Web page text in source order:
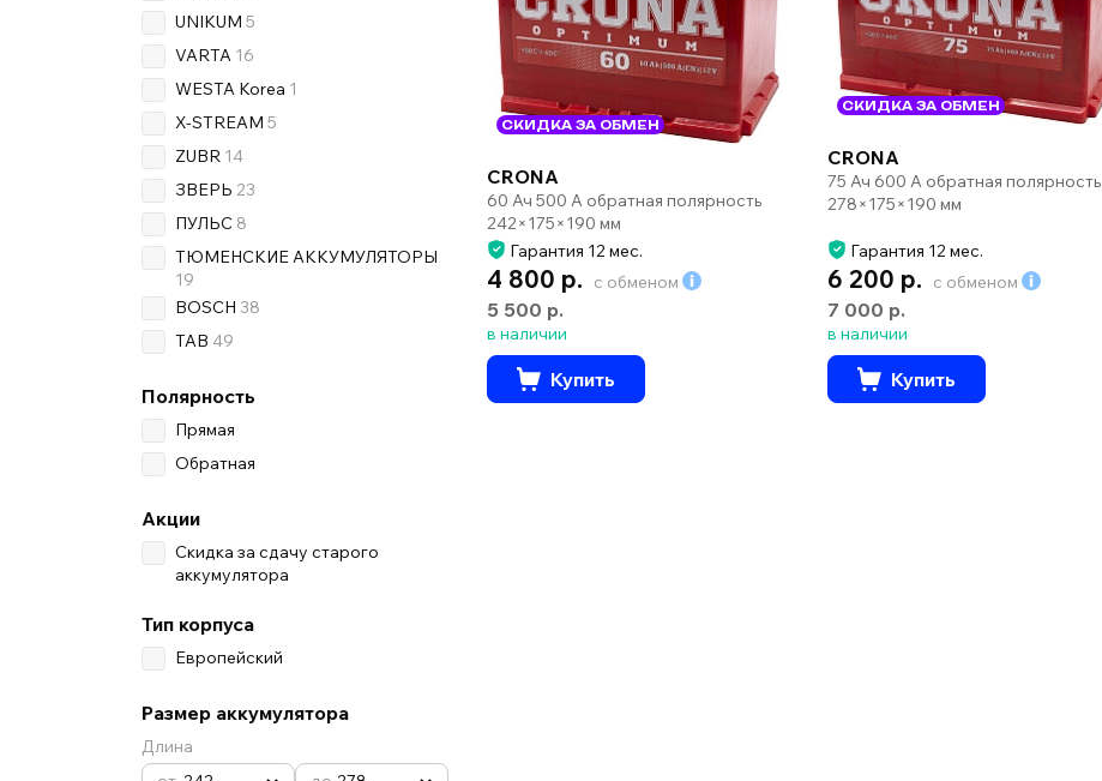
UNIKUM 5
VARTA 16
WESTA Korea 1
X-STREAM 5
ZUBR 14
ЗВЕРЬ 23
ПУЛЬС 8
ТЮМЕНСКИЕ АККУМУЛЯТОРЫ
19
BOSCH 38
TAB 49
Полярность
Прямая
Обратная
Акции
Скидка за сдачу старого
аккумулятора
Тип корпуса
Европейский
Размер аккумулятора
Длина
СКИДКА ЗА ОБМЕН
CRONA
60 Ач 500 А обратная полярность
242×175×190 мм
Гарантия 12 мес.
4 800 р. с обменом
5 500 р.
в наличии
Купить
СКИДКА ЗА ОБМЕН
CRONA
75 Ач 600 А обратная полярность
278×175×190 мм
Гарантия 12 мес.
6 200 р. с обменом
7 000 р.
в наличии
Купить